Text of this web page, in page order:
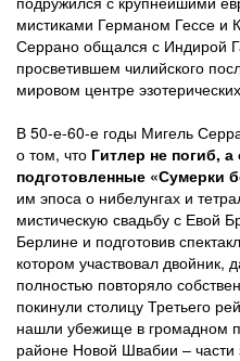
мистиками Германом Гессе
Серрано общался с Индирой
просветившем чилийского
мировом центре
В 50-е-60-е годы Мигель
о том, что Гитлер не погиб,
подготовленные «Сумерки
им эпоса о нибелунгах и
мистическую свадьбу с Евой
Берлине и подготовив
котором участвовал двойник,
полностью повторяло
покинули столицу Третьего
нашли убежище в громадном
районе Новой Швабии –